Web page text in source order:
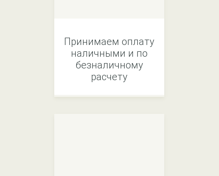
Принимаем оплату
наличными и по
безналичному
расчету